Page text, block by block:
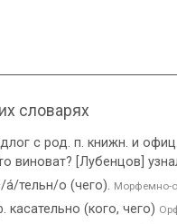
словарях
с род. п. книжн. и
виноват? [Лубенцов]
тельн/о (чего). Морфемно-
касательно (кого, чего)